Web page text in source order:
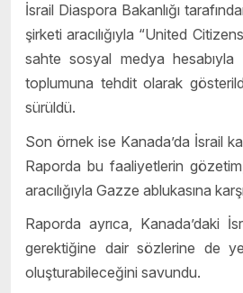
İsrail Diaspora Bakanlığı
şirketi aracılığıyla “United
sahte sosyal medya hesabıyla
toplumuna tehdit olarak
sürüldü.
Son örnek ise Kanada’da İsrail
Raporda bu faaliyetlerin
aracılığıyla Gazze ablukasına
Raporda ayrıca, Kanada’daki
gerektiğine dair sözlerine de
oluşturabileceğini savundu.